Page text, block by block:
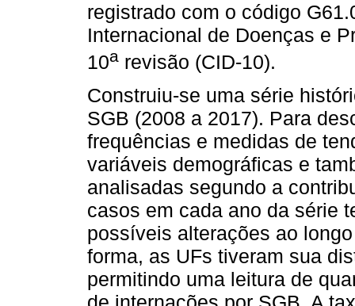
registrado com o código
Internacional de Doenças e
10a revisão (CID-10).
Construiu-se uma série
SGB (2008 a 2017). Para
frequências e medidas de
variáveis demográficas e
analisadas segundo a
casos em cada ano da série
possíveis alterações ao
forma, as UFs tiveram sua
permitindo uma leitura de